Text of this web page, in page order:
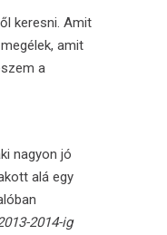
keresni. Amit
amit
a
nagyon jó
alá egy
2014-ig